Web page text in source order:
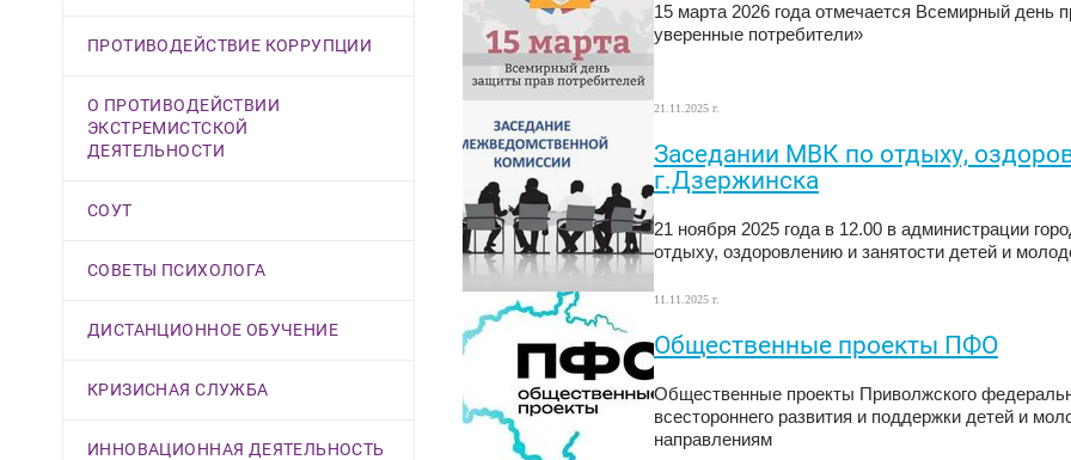
ПРОТИВОДЕЙСТВИЕ КОРРУПЦИИ
О ПРОТИВОДЕЙСТВИИ
ЭКСТРЕМИСТСКОЙ
ДЕЯТЕЛЬНОСТИ
СОУТ
СОВЕТЫ ПСИХОЛОГА
ДИСТАНЦИОННОЕ ОБУЧЕНИЕ
КРИЗИСНАЯ СЛУЖБА
ИННОВАЦИОННАЯ ДЕЯТЕЛЬНОСТЬ
15 марта 2026 года отмечается Всемирный
уверенные потребители»
21.11.2025 г.
Заседании МВК по отдыху,
г.Дзержинска
21 ноября 2025 года в 12.00 в администрации
отдыху, оздоровлению и занятости детей и
11.11.2025 г.
Общественные проекты ПФО
Общественные проекты Приволжского
всестороннего развития и поддержки детей и
направлениям